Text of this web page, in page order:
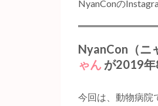
NyanConの
NyanCon（ニ
ゃん が2019年
今回は、動物病院